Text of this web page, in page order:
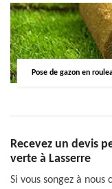
Pose de gazon en
Recevez un devis
verte à Lasserre
Si vous songez à